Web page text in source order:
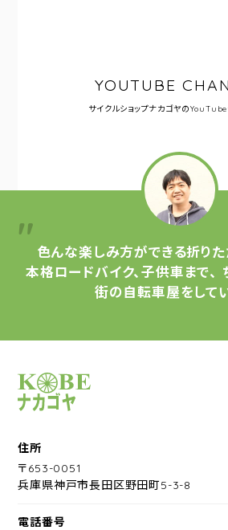
YOUTUBE
サイクルショップナカゴヤのYouTube
色んな楽しみ方ができる折り
本格ロードバイク、子供車まで、
街の自転車屋をしてい
サイクルショップナカゴヤ
住所
〒653-0051
兵庫県神戸市長田区野田町5-3-8
電話番号